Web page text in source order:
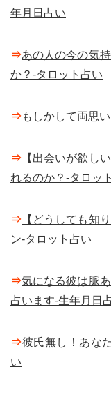
年月日占い
⇒あの人の今の気
か？-タロット占い
⇒もしかして両思
⇒ 【出会いが欲し
れるのか？-タロッ
⇒ 【どうしても知
ン-タロット占い
⇒気になる彼は脈
占います-生年月日
⇒彼氏無し！あな
い